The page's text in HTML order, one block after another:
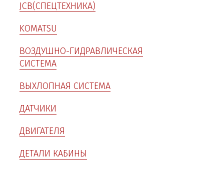
JCB(СПЕЦТЕХНИКА)
KOMATSU
ВОЗДУШНО-ГИДРАВЛИЧЕСКАЯ
СИСТЕМА
ВЫХЛОПНАЯ СИСТЕМА
ДАТЧИКИ
ДВИГАТЕЛЯ
ДЕТАЛИ КАБИНЫ